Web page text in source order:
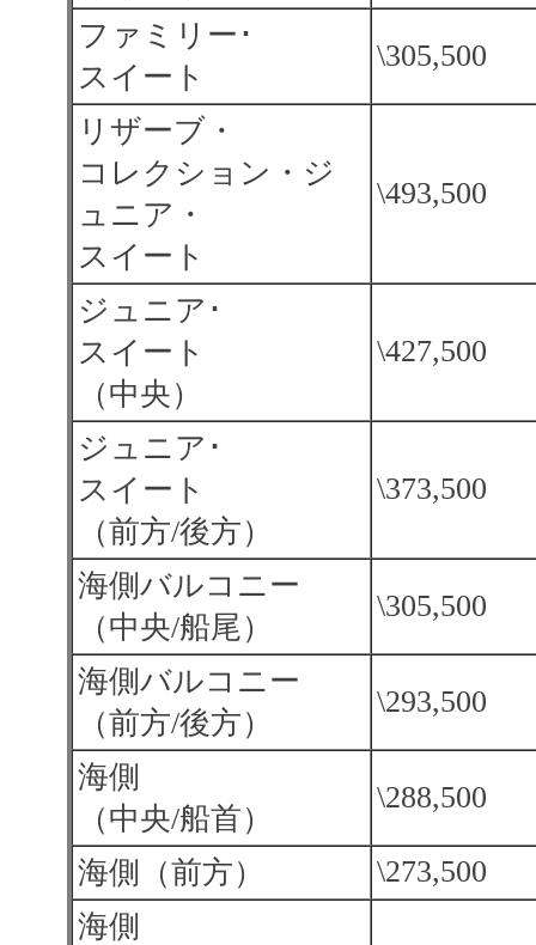
ファミリー･
スイート
\305,500
リザーブ・
コレクション・ジ
ュニア・
スイート
\493,500
ジュニア･
スイート
（中央）
\427,500
ジュニア･
スイート
（前方/後方）
\373,500
海側バルコニー
（中央/船尾）
\305,500
海側バルコニー
（前方/後方）
\293,500
海側
（中央/船首）
\288,500
海側（前方）
\273,500
海側